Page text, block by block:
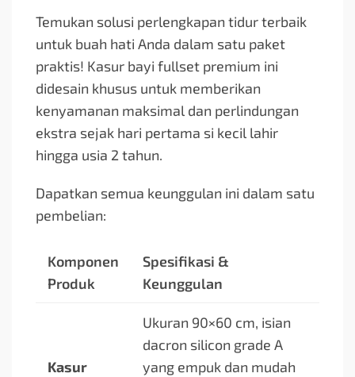
Temukan solusi perlengkapan tidur terbaik
untuk buah hati Anda dalam satu paket
praktis! Kasur bayi fullset premium ini
didesain khusus untuk memberikan
kenyamanan maksimal dan perlindungan
ekstra sejak hari pertama si kecil lahir
hingga usia 2 tahun.
Dapatkan semua keunggulan ini dalam satu
pembelian:
Komponen
Produk
Spesifikasi &
Keunggulan
Kasur
Ukuran 90×60 cm, isian
dacron silicon grade A
yang empuk dan mudah